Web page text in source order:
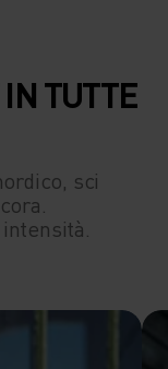
TUTTE
sci